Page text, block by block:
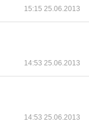
15:15 25.06.2013
14:53 25.06.2013
14:53 25.06.2013